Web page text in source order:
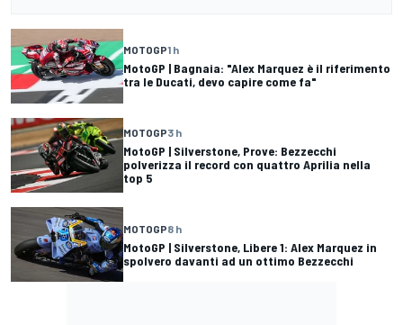
MOTOGP1 h
MotoGP | Bagnaia: "Alex Marquez è il riferimento
tra le Ducati, devo capire come fa"
MOTOGP3 h
MotoGP | Silverstone, Prove: Bezzecchi
polverizza il record con quattro Aprilia nella
top 5
MOTOGP8 h
MotoGP | Silverstone, Libere 1: Alex Marquez in
spolvero davanti ad un ottimo Bezzecchi